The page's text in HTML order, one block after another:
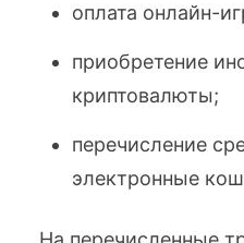
оплата онлайн-
приобретение
криптовалюты;
перечисление
электронные